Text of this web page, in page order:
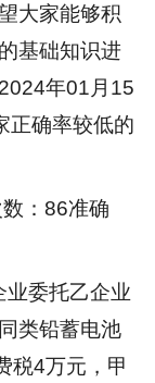
大家能够积
基础知识进
年01月15
正确率较低的
：86准确
委托乙企业
类铅蓄电池
税4万元，甲